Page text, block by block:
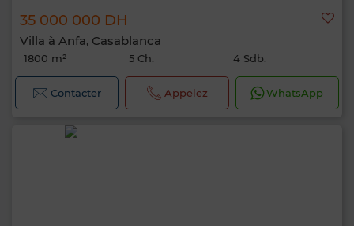
35 000 000 DH
Villa à Anfa, Casablanca
1800 m² 5 Ch. 4 Sdb.
Contacter Appelez WhatsApp